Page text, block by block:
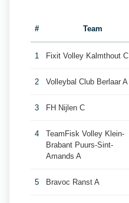
# Team
1 Fixit Volley Kalmthout C
2 Volleybal Club Berlaar A
3 FH Nijlen C
4
TeamFisk Volley Klein-
Brabant Puurs-Sint-
Amands A
5 Bravoc Ranst A